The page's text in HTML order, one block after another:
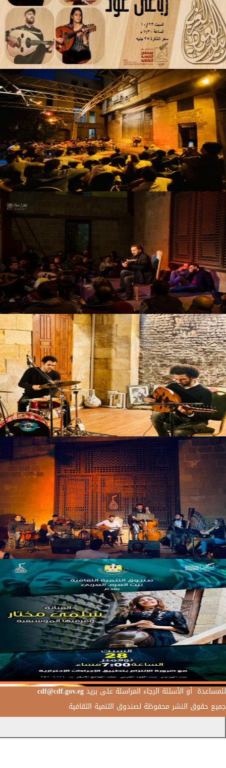
للمساعدة أو الأسئلة الرجاء المراسلة على بريدcdf@cdf.gov.eg
جميع حقوق النشر محفوظة لصندوق التنمية الثقافية